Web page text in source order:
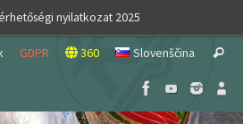
nyilatkozat 2025
GDPR 360 Slovenščina Search